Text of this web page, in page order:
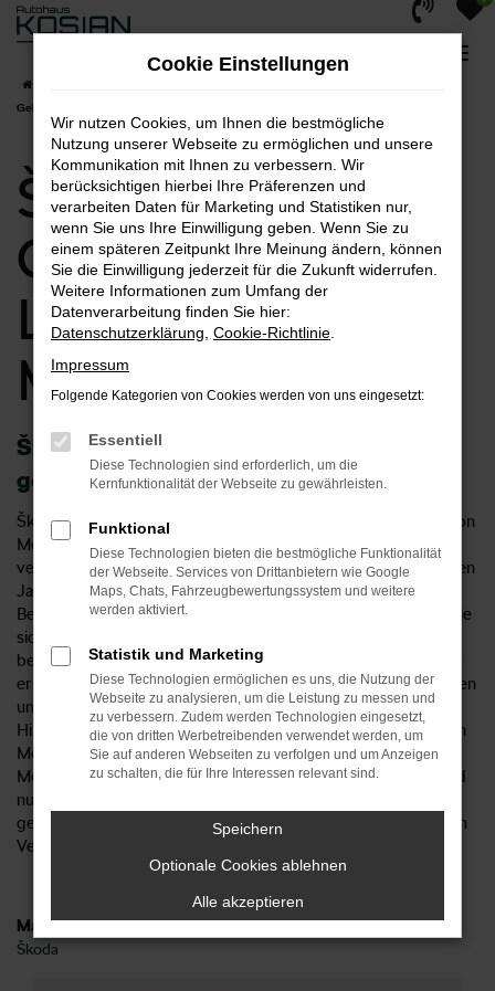
Zum
springen
Gebrauchtwagen | Lieferservice nach Menden
Škoda Superb
Gebrauchtwagen |
Lieferservice nach
Menden
Škoda Superb Gebrauchtwagen – wie
geschaffen für Menden
Škoda Superb Gebrauchtwagen sind aus dem Straßenbild von
Menden nicht wegzudenken. Wir vom Autohaus Kosian
verkaufen Ihnen das entsprechende Modell aus verschiedenen
Jahrgängen und beraten Sie gern hinsichtlich der
Besonderheiten und Möglichkeiten. Unabhängig davon, ob Sie
sich für einen „jungen Gebrauchten“ oder ein etwas
betagteres Modell entscheiden: Sie profitieren stets von der
erstklassigen Qualität unserer Škoda Superb Gebrauchtwagen
und dürfen sich auf viele Jahre Mobilität in Menden freuen.
Hinzu kommt, dass wir jedes Fahrzeug vor dem Verkauf nach
Menden einer genauen Prüfung unterziehen. Unser
Meisterwerkstatt führt zu diesem Zweck eine Checkliste und
nur, wenn sämtliche Punkte zufriedenstellend abgehakt sind,
gelangt ein Škoda Superb Gebrauchtwagen überhaupt in den
Verkauf.
Marken
Škoda
Cookie Einstellungen
Wir nutzen Cookies, um Ihnen die bestmögliche
Nutzung unserer Webseite zu ermöglichen und unsere
Kommunikation mit Ihnen zu verbessern. Wir
berücksichtigen hierbei Ihre Präferenzen und
verarbeiten Daten für Marketing und Statistiken nur,
wenn Sie uns Ihre Einwilligung geben. Wenn Sie zu
einem späteren Zeitpunkt Ihre Meinung ändern, können
Sie die Einwilligung jederzeit für die Zukunft widerrufen.
Weitere Informationen zum Umfang der
Datenverarbeitung finden Sie hier:
Datenschutzerklärung Cookie-Richtlinie
Impressum
Folgende Kategorien von Cookies werden von uns eingesetzt:
Essentiell
Diese Technologien sind erforderlich, um die
Kernfunktionalität der Webseite zu gewährleisten.
Funktional
Diese Technologien bieten die bestmögliche Funktionalität
der Webseite. Services von Drittanbietern wie Google
Maps, Chats, Fahrzeugbewertungssystem und weitere
werden aktiviert.
Statistik und Marketing
Diese Technologien ermöglichen es uns, die Nutzung der
Webseite zu analysieren, um die Leistung zu messen und
zu verbessern. Zudem werden Technologien eingesetzt,
die von dritten Werbetreibenden verwendet werden, um
Sie auf anderen Webseiten zu verfolgen und um Anzeigen
zu schalten, die für Ihre Interessen relevant sind.
Speichern
Optionale Cookies ablehnen
Alle akzeptieren